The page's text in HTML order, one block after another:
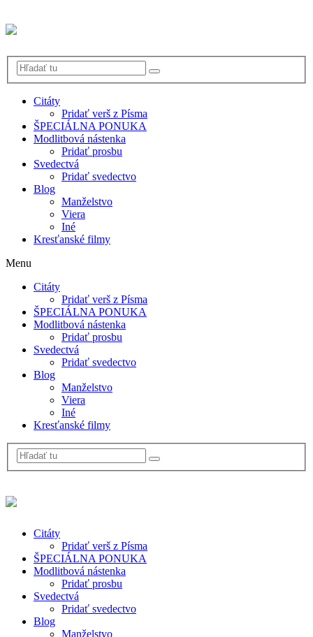
Citáty
Pridať verš z Písma
ŠPECIÁLNA PONUKA
Modlitbová nástenka
Pridať prosbu
Svedectvá
Pridať svedectvo
Blog
Manželstvo
Viera
Iné
Kresťanské filmy
Menu
Citáty
Pridať verš z Písma
ŠPECIÁLNA PONUKA
Modlitbová nástenka
Pridať prosbu
Svedectvá
Pridať svedectvo
Blog
Manželstvo
Viera
Iné
Kresťanské filmy
Citáty
Pridať verš z Písma
ŠPECIÁLNA PONUKA
Modlitbová nástenka
Pridať prosbu
Svedectvá
Pridať svedectvo
Blog
Manželstvo